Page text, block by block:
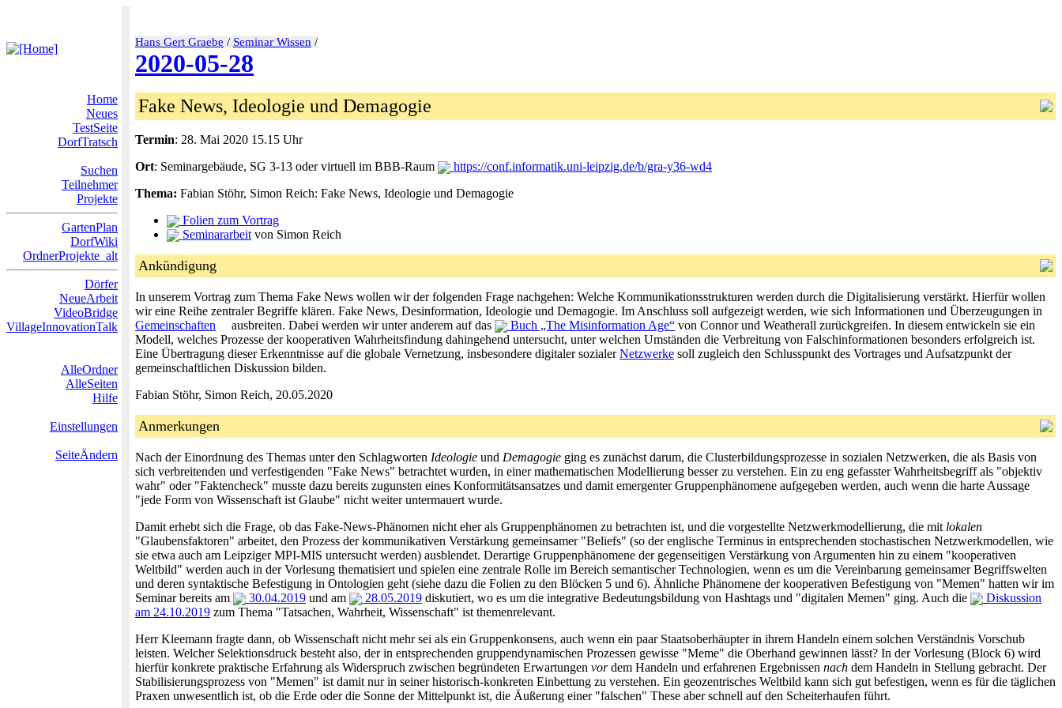
Hans Gert Graebe / Seminar Wissen /
2020-05-28
Home
Neues
TestSeite
DorfTratsch
Suchen
Teilnehmer
Projekte
GartenPlan
DorfWiki
OrdnerProjekte_alt
Dörfer
NeueArbeit
VideoBridge
VillageInnovationTalk
AlleOrdner
AlleSeiten
Hilfe
Einstellungen
SeiteÄndern
Fake News, Ideologie und Demagogie
Termin: 28. Mai 2020 15.15 Uhr
Ort: Seminargebäude, SG 3-13 oder virtuell im BBB-Raum
https://conf.informatik.uni-leipzig.de/b/gra-y36-wd4
Thema: Fabian Stöhr, Simon Reich: Fake News, Ideologie und Demagogie
Folien zum Vortrag
Seminararbeit von Simon Reich
Ankündigung
In unserem Vortrag zum Thema Fake News wollen wir der folgenden Frage nachgehen: Welche Kommunikationsstrukturen werden durch die Digitalisierung verstärkt. Hierfür wollen
wir eine Reihe zentraler Begriffe klären. Fake News, Desinformation, Ideologie und Demagogie. Im Anschluss soll aufgezeigt werden, wie sich Informationen und Überzeugungen in
Gemeinschaften
ausbreiten. Dabei werden wir unter anderem auf das Buch „The Misinformation Age“ von Connor und Weatherall zurückgreifen. In diesem entwickeln sie ein
Modell, welches Prozesse der kooperativen Wahrheitsfindung dahingehend untersucht, unter welchen Umständen die Verbreitung von Falschinformationen besonders erfolgreich ist.
Eine Übertragung dieser Erkenntnisse auf die globale Vernetzung, insbesondere digitaler sozialerNetzwerke soll zugleich den Schlusspunkt des Vortrages und Aufsatzpunkt der
gemeinschaftlichen Diskussion bilden.
Fabian Stöhr, Simon Reich, 20.05.2020
Anmerkungen
Nach der Einordnung des Themas unter den Schlagworten Ideologie und Demagogie ging es zunächst darum, die Clusterbildungsprozesse in sozialen Netzwerken, die als Basis von
sich verbreitenden und verfestigenden "Fake News" betrachtet wurden, in einer mathematischen Modellierung besser zu verstehen. Ein zu eng gefasster Wahrheitsbegriff als "objektiv
wahr" oder "Faktencheck" musste dazu bereits zugunsten eines Konformitätsansatzes und damit emergenter Gruppenphänomene aufgegeben werden, auch wenn die harte Aussage
"jede Form von Wissenschaft ist Glaube" nicht weiter untermauert wurde.
Damit erhebt sich die Frage, ob das Fake-News-Phänomen nicht eher als Gruppenphänomen zu betrachten ist, und die vorgestellte Netzwerkmodellierung, die mit lokalen
"Glaubensfaktoren" arbeitet, den Prozess der kommunikativen Verstärkung gemeinsamer "Beliefs" (so der englische Terminus in entsprechenden stochastischen Netzwerkmodellen, wie
sie etwa auch am Leipziger MPI-MIS untersucht werden) ausblendet. Derartige Gruppenphänomene der gegenseitigen Verstärkung von Argumenten hin zu einem "kooperativen
Weltbild" werden auch in der Vorlesung thematisiert und spielen eine zentrale Rolle im Bereich semantischer Technologien, wenn es um die Vereinbarung gemeinsamer Begriffswelten
und deren syntaktische Befestigung in Ontologien geht (siehe dazu die Folien zu den Blöcken 5 und 6). Ähnliche Phänomene der kooperativen Befestigung von "Memen" hatten wir im
Seminar bereits am
30.04.2019 und am 28.05.2019 diskutiert, wo es um die integrative Bedeutungsbildung von Hashtags und "digitalen Memen" ging. Auch die
Diskussion
am 24.10.2019 zum Thema "Tatsachen, Wahrheit, Wissenschaft" ist themenrelevant.
Herr Kleemann fragte dann, ob Wissenschaft nicht mehr sei als ein Gruppenkonsens, auch wenn ein paar Staatsoberhäupter in ihrem Handeln einem solchen Verständnis Vorschub
leisten. Welcher Selektionsdruck besteht also, der in entsprechenden gruppendynamischen Prozessen gewisse "Meme" die Oberhand gewinnen lässt? In der Vorlesung (Block 6) wird
hierfür konkrete praktische Erfahrung als Widerspruch zwischen begründeten Erwartungen vordem Handeln und erfahrenen Ergebnissen nach dem Handeln in Stellung gebracht. Der
Stabilisierungsprozess von "Memen" ist damit nur in seiner historisch-konkreten Einbettung zu verstehen. Ein geozentrisches Weltbild kann sich gut befestigen, wenn es für die täglichen
Praxen unwesentlich ist, ob die Erde oder die Sonne der Mittelpunkt ist, die Äußerung einer "falschen" These aber schnell auf den Scheiterhaufen führt.